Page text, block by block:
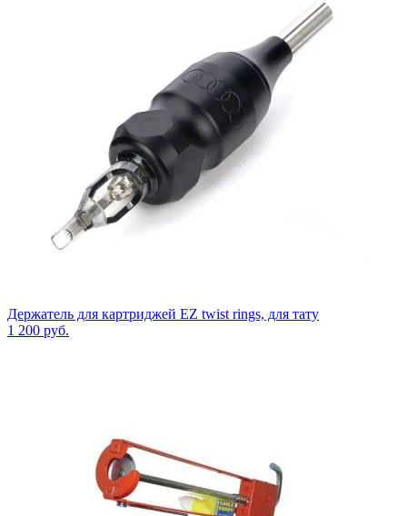
Держатель для картриджей EZ twist rings, для тату
1 200 руб.